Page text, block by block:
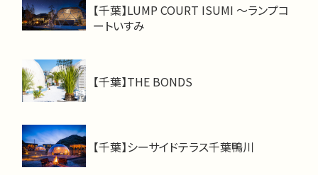
【千葉】LUMP COURT ISUMI ～ランプコ
ートいすみ
【千葉】THE BONDS
【千葉】シーサイドテラス千葉鴨川